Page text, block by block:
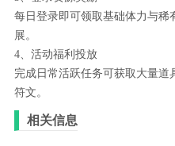
每日登录即可领取基础体力与稀
展。
4、活动福利投放
完成日常活跃任务可获取大量道
符文。
相关信息